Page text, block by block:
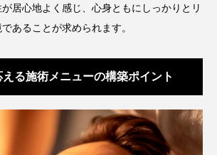
ネス ソーシャルコマース
ス デトックス
髪 ダメージ ナイアシンアミド
ナイトルーティン 金木犀
居心地よく感じ、心身ともにしっかりとリ
あることが求められます。
る施術メニューの構築ポイント